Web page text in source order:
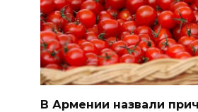
В Армении назвали